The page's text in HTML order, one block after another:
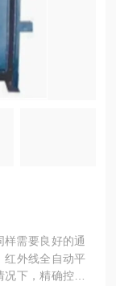
需要良好的通
红外线全自动平
下，精确控制